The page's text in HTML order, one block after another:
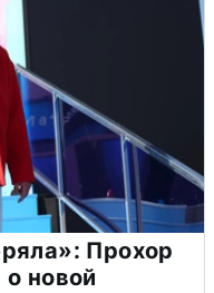
Прохор
новой